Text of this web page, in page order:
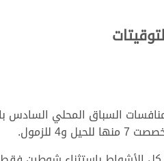
مساء اليوم اليوم الاثنين 16 يناير